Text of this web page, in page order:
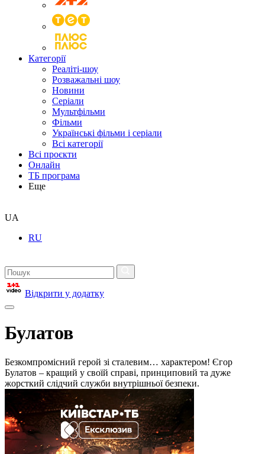
Категорії
Реаліті-шоу
Розважальні шоу
Новини
Серіали
Мультфільми
Фільми
Українські фільми і серіали
Всі категорії
Всі проєкти
Онлайн
ТБ програма
Еще
UA
RU
Відкрити у додатку
Булатов
Безкомпромісний герой зі сталевим… характером! Єгор
Булатов – кращий у своїй справі, принциповий та дуже
жорсткий слідчий служби внутрішньої безпеки.